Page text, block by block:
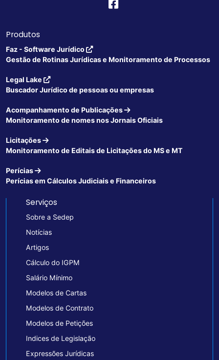
Produtos
Faz - Software Jurídico
Gestão de Rotinas Jurídicas e Monitoramento de Processos
Legal Lake
Buscador Jurídico de pessoas ou empresas
Acompanhamento de Publicações
Monitoramento de nomes nos Jornais Oficiais
Licitações
Monitoramento de Editais de Licitações do MS e MT
Perícias
Perícias em Cálculos Judiciais e Financeiros
Serviços
Sobre a Sedep
Notícias
Artigos
Cálculo do IGPM
Salário Mínimo
Modelos de Cartas
Modelos de Contrato
Modelos de Petições
Indices de Legislação
Expressões Jurídicas